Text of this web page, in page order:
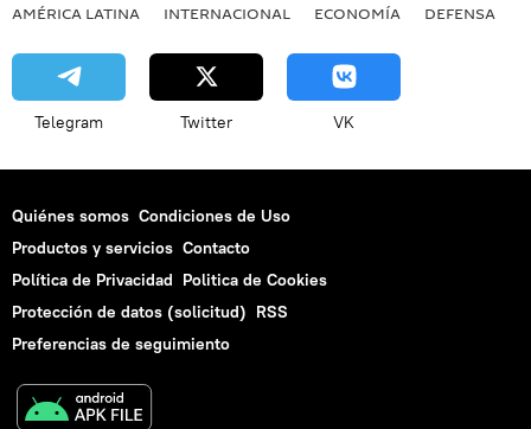
AMÉRICA LATINA INTERNACIONAL ECONOMÍA DEFENSA
Telegram Twitter VK
Quiénes somos Condiciones de Uso
Productos y servicios Contacto
Política de Privacidad Politica de Cookies
Protección de datos (solicitud) RSS
Preferencias de seguimiento